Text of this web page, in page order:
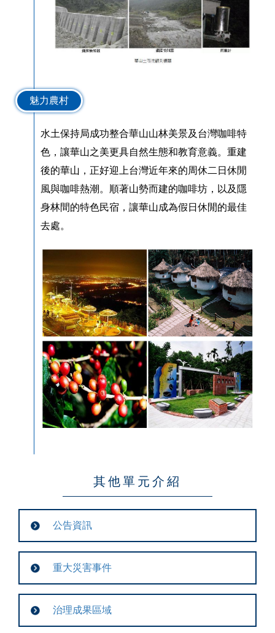
魅力農村
水土保持局成功整合華山山林美景及台灣咖啡特
色，讓華山之美更具自然生態和教育意義。重建
後的華山，正好迎上台灣近年來的周休二日休閒
風與咖啡熱潮。順著山勢而建的咖啡坊，以及隱
身林間的特色民宿，讓華山成為假日休閒的最佳
去處。
其他單元介紹
公告資訊
重大災害事件
治理成果區域